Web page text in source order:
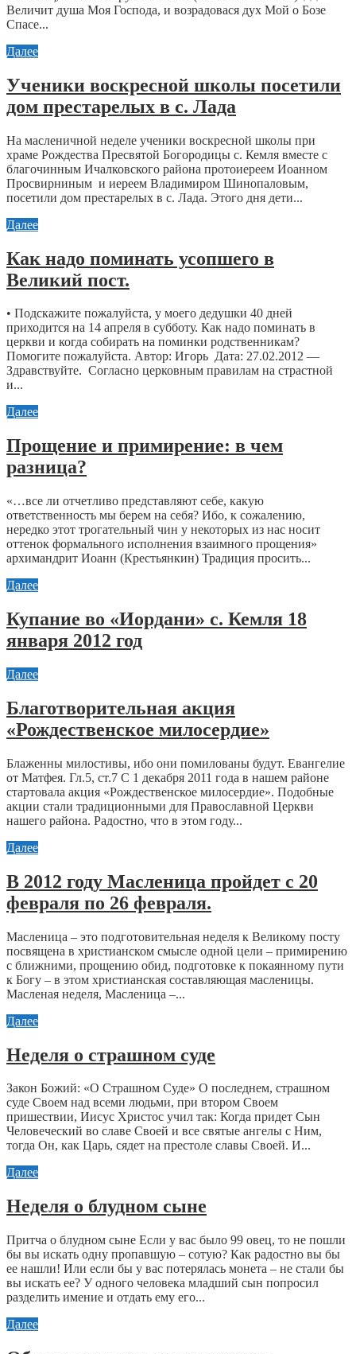
Величит душа Моя Господа, и возрадовася дух Мой о Бозе
Спасе...
Далее
Ученики воскресной школы посетили
дом престарелых в с. Лада
На масленичной неделе ученики воскресной школы при
храме Рождества Пресвятой Богородицы с. Кемля вместе с
благочинным Ичалковского района протоиереем Иоанном
Просвирниным и иереем Владимиром Шинопаловым,
посетили дом престарелых в с. Лада. Этого дня дети...
Далее
Как надо поминать усопшего в
Великий пост.
• Подскажите пожалуйста, у моего дедушки 40 дней
приходится на 14 апреля в субботу. Как надо поминать в
церкви и когда собирать на поминки родственникам?
Помогите пожалуйста. Автор: Игорь Дата: 27.02.2012 —
Здравствуйте. Согласно церковным правилам на страстной
и...
Далее
Прощение и примирение: в чем
разница?
«…все ли отчетливо представляют себе, какую
ответственность мы берем на себя? Ибо, к сожалению,
нередко этот трогательный чин у некоторых из нас носит
оттенок формального исполнения взаимного прощения»
архимандрит Иоанн (Крестьянкин) Традиция просить...
Далее
Купание во «Иордани» с. Кемля 18
января 2012 год
Далее
Благотворительная акция
«Рождественское милосердие»
Блаженны милостивы, ибо они помилованы будут. Евангелие
от Матфея. Гл.5, ст.7 С 1 декабря 2011 года в нашем районе
стартовала акция «Рождественское милосердие». Подобные
акции стали традиционными для Православной Церкви
нашего района. Радостно, что в этом году...
Далее
В 2012 году Масленица пройдет с 20
февраля по 26 февраля.
Масленица – это подготовительная неделя к Великому посту
посвящена в христианском смысле одной цели – примирению
с ближними, прощению обид, подготовке к покаянному пути
к Богу – в этом христианская составляющая масленицы.
Масленая неделя, Масленица –...
Далее
Неделя о страшном суде
Закон Божий: «О Страшном Суде» О последнем, страшном
суде Своем над всеми людьми, при втором Своем
пришествии, Иисус Христос учил так: Когда придет Сын
Человеческий во славе Своей и все святые ангелы с Ним,
тогда Он, как Царь, сядет на престоле славы Своей. И...
Далее
Неделя о блудном сыне
Притча о блудном сыне Если у вас было 99 овец, то не пошли
бы вы искать одну пропавшую – сотую? Как радостно вы бы
ее нашли! Или если бы у вас потерялась монета – не стали бы
вы искать ее? У одного человека младший сын попросил
разделить имение и отдать ему его...
Далее